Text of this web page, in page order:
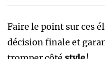
Faire le point sur ces
décision finale et